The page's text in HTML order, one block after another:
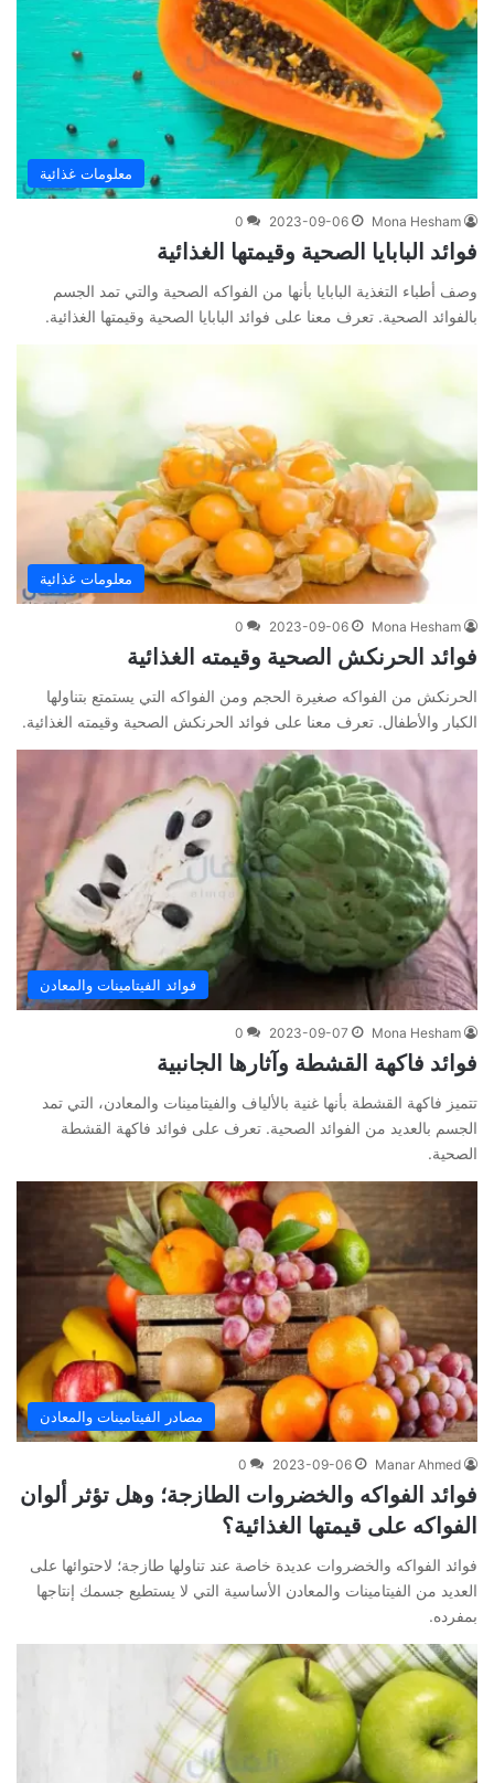
معلومات غذائية
Mona Hesham
2023-09-06
0
فوائد البابايا الصحية وقيمتها الغذائية
وصف أطباء التغذية البابايا بأنها من الفواكه الصحية والتي تمد الجسم
بالفوائد الصحية. تعرف معنا على فوائد البابايا الصحية وقيمتها الغذائية.
معلومات غذائية
Mona Hesham
2023-09-06
0
فوائد الحرنكش الصحية وقيمته الغذائية
الحرنكش من الفواكه صغيرة الحجم ومن الفواكه التي يستمتع بتناولها
الكبار والأطفال. تعرف معنا على فوائد الحرنكش الصحية وقيمته الغذائية.
فوائد الفيتامينات والمعادن
Mona Hesham
2023-09-07
0
فوائد فاكهة القشطة وآثارها الجانبية
تتميز فاكهة القشطة بأنها غنية بالألياف والفيتامينات والمعادن، التي تمد
الجسم بالعديد من الفوائد الصحية. تعرف على فوائد فاكهة القشطة
الصحية.
مصادر الفيتامينات والمعادن
Manar Ahmed
2023-09-06
0
فوائد الفواكه والخضروات الطازجة؛ وهل تؤثر ألوان
الفواكه على قيمتها الغذائية؟
فوائد الفواكه والخضروات عديدة خاصة عند تناولها طازجة؛ لاحتوائها على
العديد من الفيتامينات والمعادن الأساسية التي لا يستطيع جسمك إنتاجها
بمفرده.